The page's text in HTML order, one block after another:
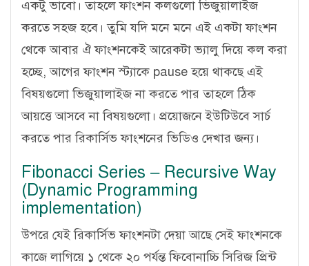
একটু ভাবো। তাহলে ফাংশন কলগুলো ভিজুয়ালাইজ
করতে সহজ হবে। তুমি যদি মনে মনে এই একটা ফাংশন
থেকে আবার ঐ ফাংশনকেই আরেকটা ভ্যালু দিয়ে কল করা
হচ্ছে, আগের ফাংশন স্ট্যাকে pause হয়ে থাকছে এই
বিষয়গুলো ভিজুয়ালাইজ না করতে পার তাহলে ঠিক
আয়ত্তে আসবে না বিষয়গুলো। প্রয়োজনে ইউটিউবে সার্চ
করতে পার রিকার্সিভ ফাংশনের ভিডিও দেখার জন্য।
Fibonacci Series – Recursive Way
(Dynamic Programming
implementation)
উপরে যেই রিকার্সিভ ফাংশনটা দেয়া আছে সেই ফাংশনকে
কাজে লাগিয়ে ১ থেকে ২০ পর্যন্ত ফিবোনাচ্চি সিরিজ প্রিন্ট